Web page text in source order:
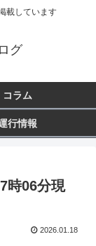
載しています
グ
コラム
行情報
時06分現
2026.01.18